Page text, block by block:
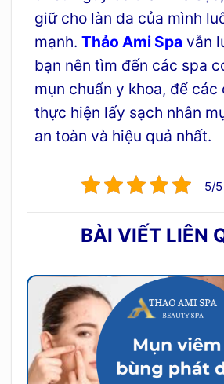
giữ cho làn da của mình
mạnh. Thảo Ami Spa vẫn
bạn nên tìm đến các spa
mụn chuẩn y khoa, để các
thực hiện lấy sạch nhân
an toàn và hiệu quả nhất.
5/
BÀI VIẾT LIÊN